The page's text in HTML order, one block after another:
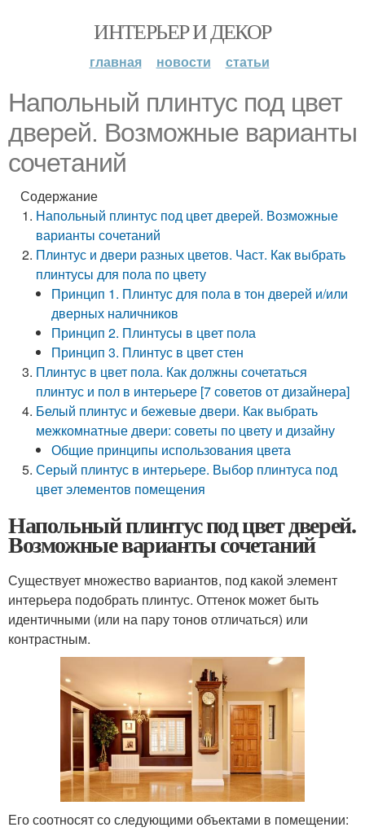
ИНТЕРЬЕР И ДЕКОР
главная новости статьи
Напольный плинтус под цвет
дверей. Возможные варианты
сочетаний
Содержание
Напольный плинтус под цвет дверей. Возможные
варианты сочетаний
Плинтус и двери разных цветов. Част. Как выбрать
плинтусы для пола по цвету
Принцип 1. Плинтус для пола в тон дверей и/или
дверных наличников
Принцип 2. Плинтусы в цвет пола
Принцип 3. Плинтус в цвет стен
Плинтус в цвет пола. Как должны сочетаться
плинтус и пол в интерьере [7 советов от дизайнера]
Белый плинтус и бежевые двери. Как выбрать
межкомнатные двери: советы по цвету и дизайну
Общие принципы использования цвета
Серый плинтус в интерьере. Выбор плинтуса под
цвет элементов помещения
Напольный плинтус под цвет дверей.
Возможные варианты сочетаний
Существует множество вариантов, под какой элемент
интерьера подобрать плинтус. Оттенок может быть
идентичными (или на пару тонов отличаться) или
контрастным.
Его соотносят со следующими объектами в помещении: